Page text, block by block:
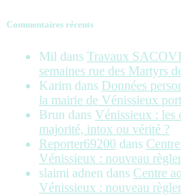
Commentaires récents
Mil dans Travaux
semaines rue des Martyrs
Karim dans Données
la mairie de Vénissieux
Brun dans Vénissieux : les
majorité, intox ou vérité ?
Reporter69200 dans
Vénissieux : nouveau
slaimi adnen dans Centre
Vénissieux : nouveau